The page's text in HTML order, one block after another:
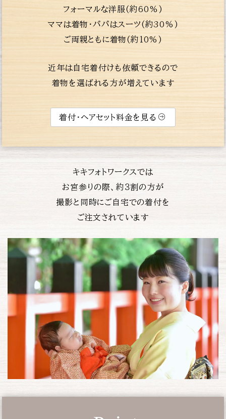
フォーマルな洋服(約60%)
ママは着物・パパはスーツ(約30%)
ご両親ともに着物(約10%)
近年は自宅着付けも依頼できるので
着物を選ばれる方が増えています
着付・ヘアセット料金を見る
キキフォトワークスでは
お宮参りの際、約３割の方が
撮影と同時にご自宅での着付を
ご注文されています